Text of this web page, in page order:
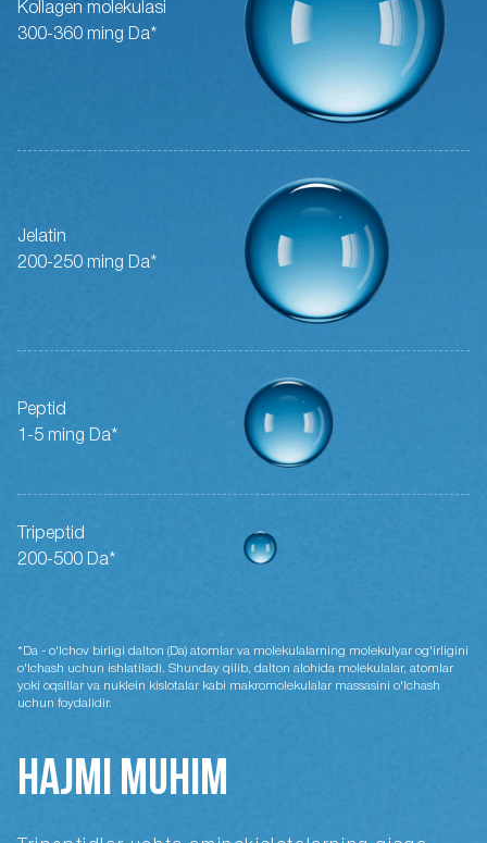
Kollagen molekulasi
300-360 ming Da*
Jelatin
200-250 ming Da*
Peptid
1-5 ming Da*
Tripeptid
200-500 Da*
*Da - o'lchov birligi dalton (Da) atomlar va molekulalarning molekulyar og'irligini
o'lchash uchun ishlatiladi. Shunday qilib, dalton alohida molekulalar, atomlar
yoki oqsillar va nuklein kislotalar kabi makromolekulalar massasini o'lchash
uchun foydalidir.
HAJMI MUHIM